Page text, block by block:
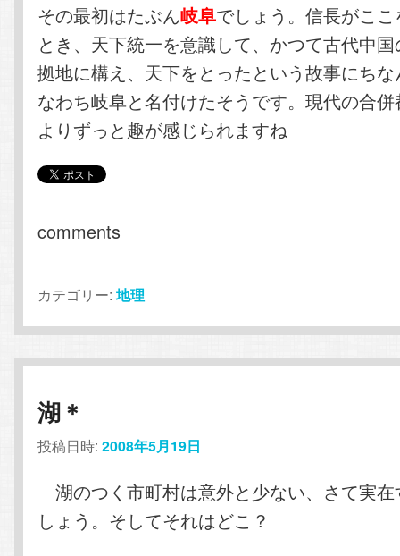
移
動
動
その最初はたぶん岐阜でしょう。信長がこ
とき、天下統一を意識して、かつて古代中国
拠地に構え、天下をとったという故事にち
なわち岐阜と名付けたそうです。現代の合
よりずっと趣が感じられますね
comments
カテゴリー: 地理
湖＊
投稿日時:2008年5月19日
湖のつく市町村は意外と少ない、さて実
しょう。そしてそれはどこ？